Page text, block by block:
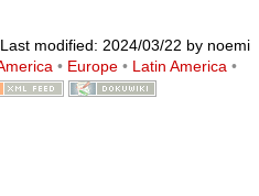
Last modified: 2024/03/22 by noemi
• Europe• Latin America•